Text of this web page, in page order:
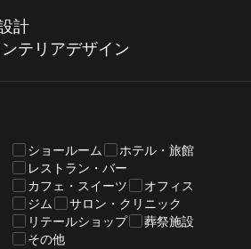
計
テリアデザイン
ショールーム
ホテル・旅館
レストラン・バー
カフェ・スイーツ
オフィス
ジム
サロン・クリニック
リテールショップ
葬祭施設
その他